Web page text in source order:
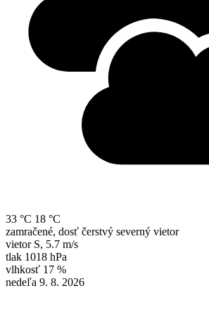
33 °C 18 °C
zamračené, dosť čerstvý severný vietor
vietor S, 5.7 m/s
tlak 1018 hPa
vlhkosť 17 %
nedeľa 9. 8. 2026